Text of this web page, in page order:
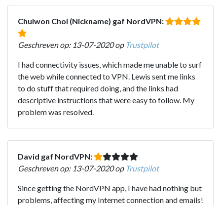
Chulwon Choi (Nickname) gaf NordVPN:
Geschreven op: 13-07-2020 op Trustpilot
I had connectivity issues, which made me unable to surf
the web while connected to VPN. Lewis sent me links
to do stuff that required doing, and the links had
descriptive instructions that were easy to follow. My
problem was resolved.
David gaf NordVPN:
Geschreven op: 13-07-2020 op Trustpilot
Since getting the NordVPN app, I have had nothing but
problems, affecting my Internet connection and emails!